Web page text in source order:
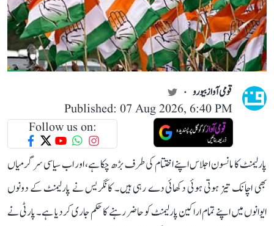
قومی آواز بیورو
Published: 07 Aug 2026, 6:40 PM
Follow us on:
پارلیمنٹ کا مانسون اجلاس اپنے اختتام کی طرف بڑھ چکا ہے، اور اب سیاسی سرگرمیاں
بھی اچانک تیز ہوتی ہوئی دکھائی دے رہی ہیں۔ کانگریس نے پارلیمنٹ کے دونوں
ایوانوں میں اپنے تمام اراکین پارلیمنٹ کو حاضر رہنے کا حکم جاری کر دیا ہے۔ پارٹی نے